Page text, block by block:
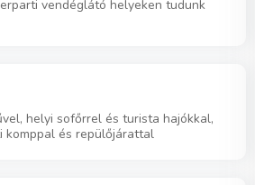
vendéglátó helyeken tudunk
helyi sofőrrel és turista hajókkal,
komppal és repülőjárattal